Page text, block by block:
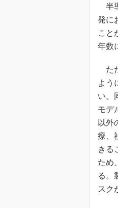
半
発に
こと
年数
た
よう
い。
モデ
以外
療、
きる
ため
る。
スク